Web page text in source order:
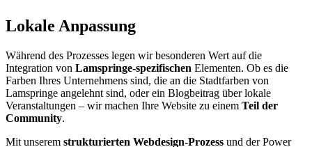
Lokale Anpassung
Während des Prozesses legen wir besonderen Wert auf die
Integration von Lamspringe-spezifischen Elementen. Ob es die
Farben Ihres Unternehmens sind, die an die Stadtfarben von
Lamspringe angelehnt sind, oder ein Blogbeitrag über lokale
Veranstaltungen – wir machen Ihre Website zu einem Teil der
Community.
Mit unserem strukturierten Webdesign-Prozess und der Power